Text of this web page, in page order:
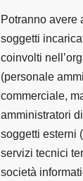
Potranno avere
soggetti
coinvolti
(personale
commerciale,
amministratori
soggetti esterni
servizi tecnici
società